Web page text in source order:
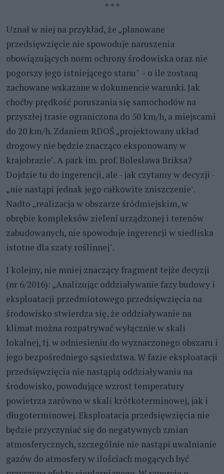
* * *
Uznał w niej na przykład, że „planowane
przedsięwzięcie nie spowoduje naruszenia
obowiązujących norm ochrony środowiska oraz nie
pogorszy jego istniejącego stanu" - o ile zostaną
zachowane wskazane w dokumencie warunki. Jak
choćby prędkość poruszania się samochodów na
przyszłej trasie ograniczona do 50 km/h, a miejscami
do 20 km/h. Zdaniem RDOŚ „projektowany układ
drogowy nie będzie znacząco eksponowany w
krajobrazie". A park im. prof. Bolesława Briksa?
Dojdzie tu do ingerencji, ale - jak czytamy w decyzji -
„nie nastąpi jednak jego całkowite zniszczenie".
Nadto „realizacja w obszarze śródmiejskim, w
obrębie kompleksów zieleni urządzonej i terenów
zabudowanych, nie spowoduje ingerencji w siedliska
istotne dla szaty roślinnej".
I kolejny, nie mniej znaczący fragment tejże decyzji
(nr 6/2016): „Analizując oddziaływanie fazy budowy i
eksploatacji przedmiotowego przedsięwzięcia na
środowisko stwierdza się, że oddziaływanie na
klimat można rozpatrywać wyłącznie w skali
lokalnej, tj. w odniesieniu do wyznaczonego obszaru i
jego bezpośredniego sąsiedztwa. W fazie eksploatacji
przedsięwzięcia nie nastąpią oddziaływania na
środowisko, powodujące wzrost temperatury
powietrza zarówno w skali krótkoterminowej, jak i
długoterminowej. Eksploatacja przedsięwzięcia nie
będzie przyczyniać się do negatywnych zmian
atmosferycznych, szczególnie nie nastąpi uwalnianie
gazów do atmosfery w ilościach mogących być